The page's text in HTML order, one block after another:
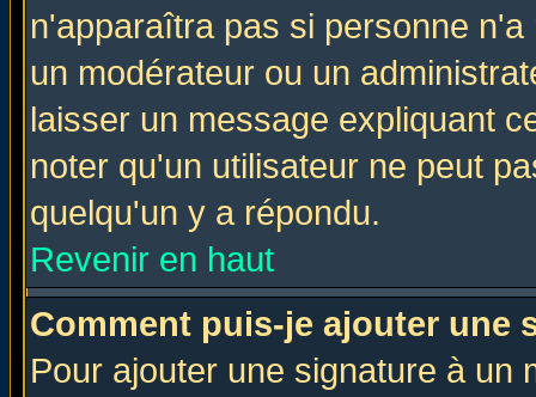
n'apparaîtra pas si personne
un modérateur ou un
laisser un message expliquant
noter qu'un utilisateur ne peut
quelqu'un y a répondu.
Revenir en haut
Comment puis-je ajouter une
Pour ajouter une signature à un